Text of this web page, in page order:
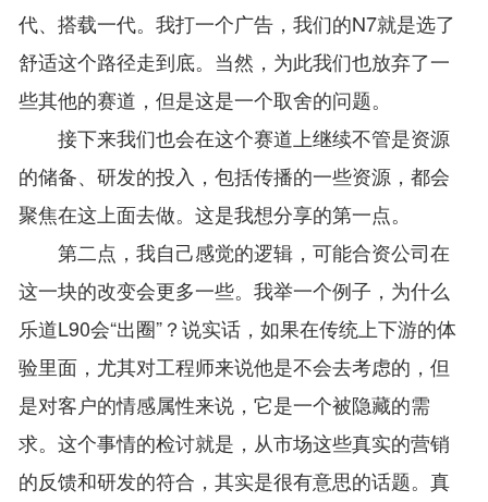
代、搭载一代。我打一个广告，我们的N7就是选了
舒适这个路径走到底。当然，为此我们也放弃了一
些其他的赛道，但是这是一个取舍的问题。
接下来我们也会在这个赛道上继续不管是资源
的储备、研发的投入，包括传播的一些资源，都会
聚焦在这上面去做。这是我想分享的第一点。
第二点，我自己感觉的逻辑，可能合资公司在
这一块的改变会更多一些。我举一个例子，为什么
乐道L90会“出圈”？说实话，如果在传统上下游的体
验里面，尤其对工程师来说他是不会去考虑的，但
是对客户的情感属性来说，它是一个被隐藏的需
求。这个事情的检讨就是，从市场这些真实的营销
的反馈和研发的符合，其实是很有意思的话题。真